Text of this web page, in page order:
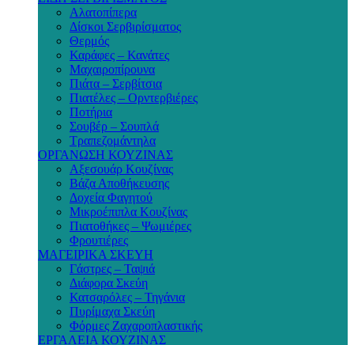
Αλατοπίπερα
Δίσκοι Σερβιρίσματος
Θερμός
Καράφες – Κανάτες
Μαχαιροπίρουνα
Πιάτα – Σερβίτσια
Πιατέλες – Ορντερβιέρες
Ποτήρια
Σουβέρ – Σουπλά
Τραπεζομάντηλα
ΟΡΓΑΝΩΣΗ ΚΟΥΖΙΝΑΣ
Αξεσουάρ Κουζίνας
Βάζα Αποθήκευσης
Δοχεία Φαγητού
Μικροέπιπλα Κουζίνας
Πιατοθήκες – Ψωμιέρες
Φρουτιέρες
ΜΑΓΕΙΡΙΚΑ ΣΚΕΥΗ
Γάστρες – Ταψιά
Διάφορα Σκεύη
Κατσαρόλες – Τηγάνια
Πυρίμαχα Σκεύη
Φόρμες Ζαχαροπλαστικής
ΕΡΓΑΛΕΙΑ ΚΟΥΖΙΝΑΣ